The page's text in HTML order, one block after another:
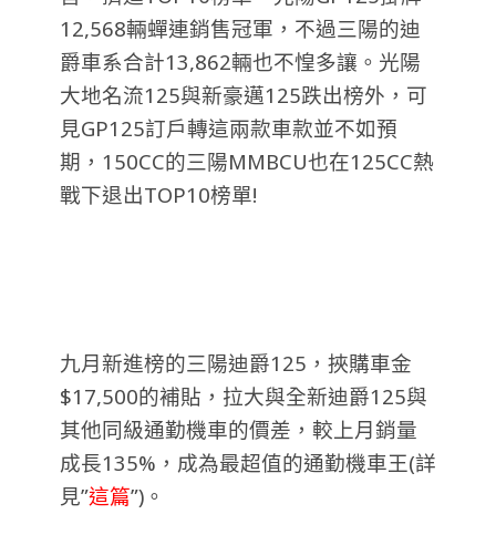
12,568輛蟬連銷售冠軍，不過三陽的迪
爵車系合計13,862輛也不惶多讓。光陽
大地名流125與新豪邁125跌出榜外，可
見GP125訂戶轉這兩款車款並不如預
期，150CC的三陽MMBCU也在125CC熱
戰下退出TOP10榜單!
九月新進榜的三陽迪爵125，挾購車金
$17,500的補貼，拉大與全新迪爵125與
其他同級通勤機車的價差，較上月銷量
成長135%，成為最超值的通勤機車王(詳
見”這篇”)。